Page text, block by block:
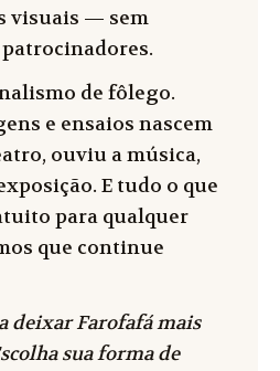
visuais — sem
de fôlego.
e ensaios nascem
ouviu a música,
E tudo o que
para qualquer
que continue
deixar Farofafá mais
sua forma de